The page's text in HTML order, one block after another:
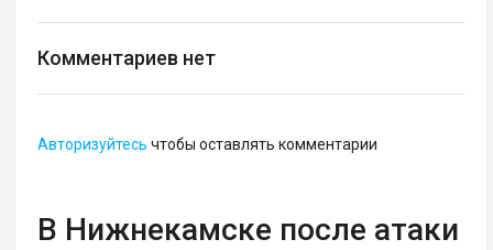
Комментариев нет
Авторизуйтесь чтобы оставлять комментарии
В Нижнекамске после атаки